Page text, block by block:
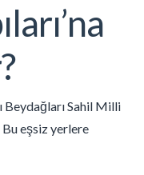
Beydağları Sahil Milli
Bu eşsiz yerlere